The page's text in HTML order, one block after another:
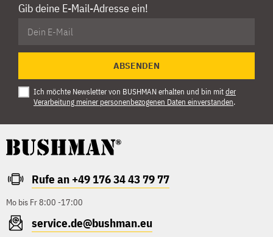
Gib deine E-Mail-Adresse ein!
ABSENDEN
Ich möchte Newsletter von BUSHMAN erhalten und bin mitder
Verarbeitung meiner personenbezogenen Daten einverstanden.
Rufe an +49 176 34 43 79 77
Mo bis Fr 8:00 -17:00
service.de@bushman.eu